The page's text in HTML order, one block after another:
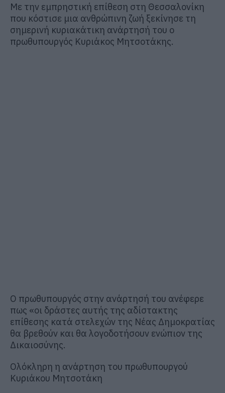
Με την εμπρηστική επίθεση στη Θεσσαλονίκη
που κόστισε μια ανθρώπινη ζωή ξεκίνησε τη
σημερινή κυριακάτικη ανάρτησή του ο
πρωθυπουργός Κυριάκος Μητσοτάκης.
Ο πρωθυπουργός στην ανάρτησή του ανέφερε
πως «οι δράστες αυτής της αδίστακτης
επίθεσης κατά στελεχών της Νέας Δημοκρατίας
θα βρεθούν και θα λογοδοτήσουν ενώπιον της
Δικαιοσύνης.
Ολόκληρη η ανάρτηση του πρωθυπουργού
Κυριάκου Μητσοτάκη